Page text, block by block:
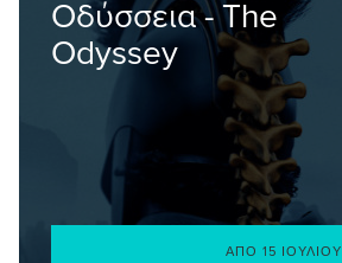
Οδύσσεια - The
Odyssey
ΑΠΌ 15